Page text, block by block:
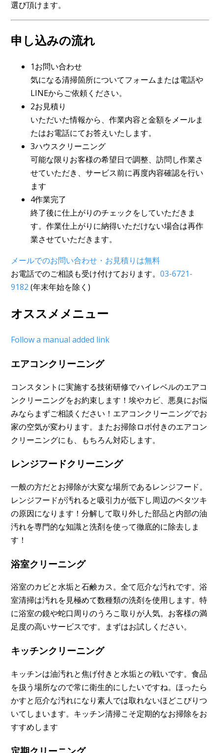
選び頂けます。
申し込みの流れ
1お問い合わせ
気になる清掃箇所についてフォームまたは電話や
LINEからご依頼ください。
2お見積り
いただいた情報から、作業内容と金額をメールま
たはお電話にてお答えいたします。
3ハウスクリーニング
可能な限りお客様の希望日で調整、訪問し作業さ
せていただき、サービス前に再度内容確認を行い
ます
4作業完了
終了後に仕上がりのチェックをしていただきま
す。作業仕上がりに納得いただけない場合は再作
業させていただきます。
メールでのお問い合わせ・お見積りは無料
お電話でのご相談も受け付けております。 03-6721-
9182 (年末年始を除く)
オススメメニュー
Follow a manual added link
エアコンクリーニング
コンスタントに実施する技術研修でハイレベルのエアコ
ンクリーニングをお約束します！埃やカビ、悪臭にお悩
みならまずご相談ください！エアコンクリーニングでお
家の空気が変わります。またお掃除ロボ付きのエアコン
クリーニングにも、もちろん対応します。
レンジフードクリーニング
一般の方だとお掃除が大変な場所であるレンジフード。
レンジフードが汚れると吸引力が低下し周辺のベタツキ
の原因になります！分解して取り外した部品と内部の油
汚れを専門的な知識と洗剤を使って徹底的に除去しま
す！
浴室クリーニング
浴室のカビと水垢と石鹸カス。全て厄介な汚れです。浴
室清掃は汚れを見極めて数種類の洗剤を使用します。特
に浴室の鏡や蛇口周りのうろこ取りが人気。お客様の満
足度の高いサービスです。まずはお試しください。
キッチンクリーニング
キッチンは油汚れと焦げ付きと水垢との戦いです。食品
を扱う場所なので常に衛生的にしたいですね。ほったら
かすと厄介な汚れになり素人では取れないほどこびりつ
いてしまいます。キッチン清掃こそ定期的なお掃除をお
すすめします